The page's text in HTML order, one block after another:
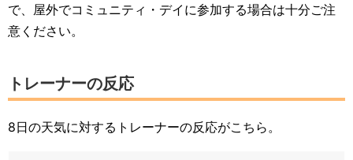
で、屋外でコミュニティ・デイに参加する場合は十分ご注
意ください。
トレーナーの反応
8日の天気に対するトレーナーの反応がこちら。